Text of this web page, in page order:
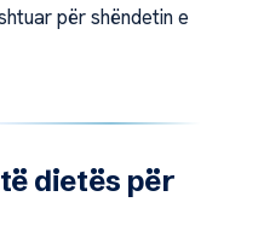
për shëndetin e
dietës për